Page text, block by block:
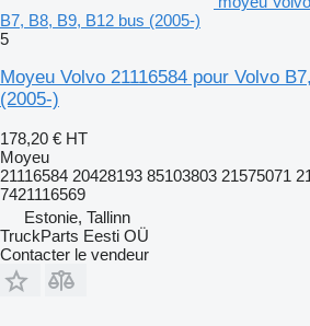
B7, B8, B9, B12 bus (2005-)
5
Moyeu Volvo 21116584 pour Volvo
(2005-)
178,20 € HT
Moyeu
21116584 20428193 85103803 21575071
7421116569
Estonie, Tallinn
TruckParts Eesti OÜ
Contacter le vendeur